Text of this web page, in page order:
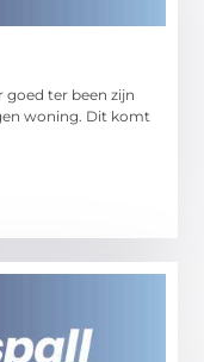
goed ter been zijn
woning. Dit komt